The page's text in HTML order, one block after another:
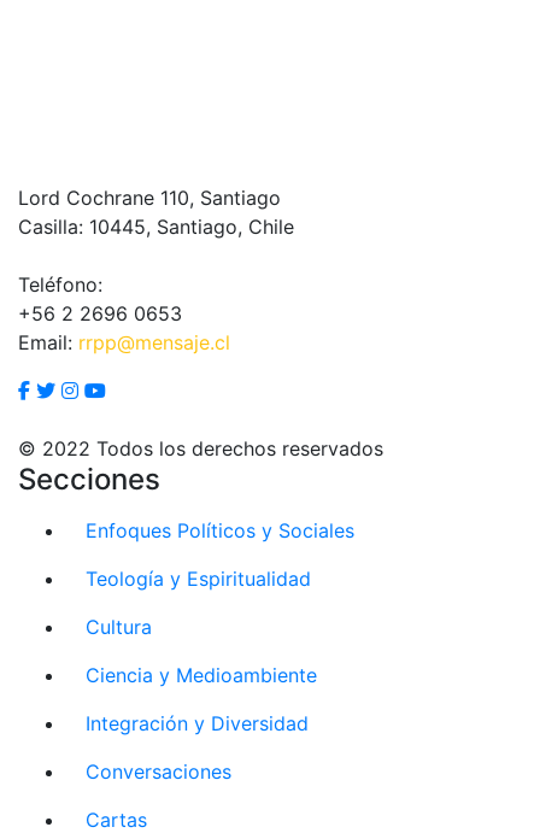
Lord Cochrane 110, Santiago
Casilla: 10445, Santiago, Chile
Teléfono:
+56 2 2696 0653
Email: rrpp@mensaje.cl
© 2022 Todos los derechos reservados
Secciones
Enfoques Políticos y Sociales
Teología y Espiritualidad
Cultura
Ciencia y Medioambiente
Integración y Diversidad
Conversaciones
Cartas